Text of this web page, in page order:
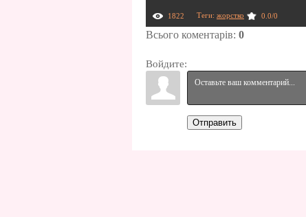
1822 Теги: жорстко 0.0/0
Всього коментарів: 0
Войдите:
Отправить